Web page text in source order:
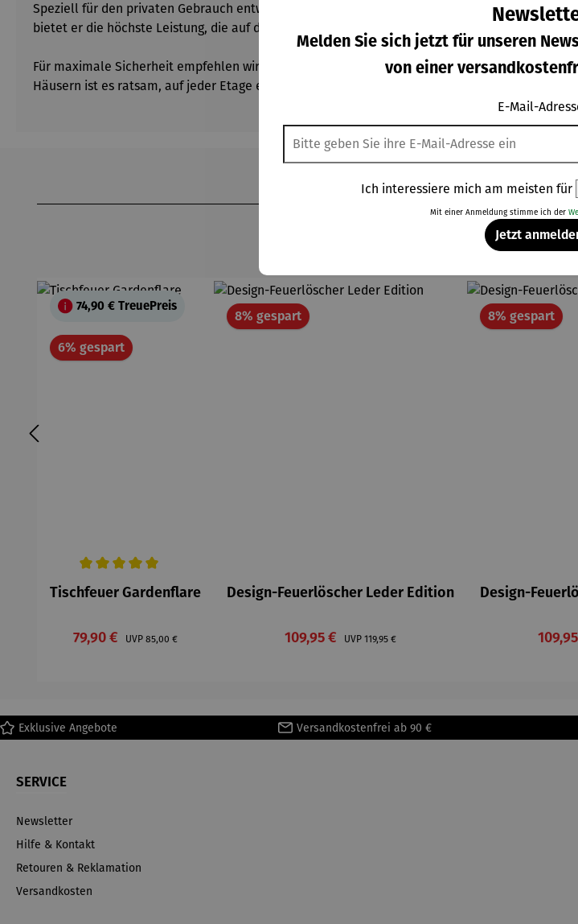
Speziell für den privaten Gebrauch entwickelt, eignet sich der
perfekt für den
bietet er die höchste Leistung, die auf dem Markt für
Für maximale Sicherheit empfehlen wir, den
gut sichtbar an Eingängen oder
Häusern ist es ratsam, auf jeder Etage einen
bereitzuhalten. Eine
Weitere
6% gespartRabatt
74,90 € TreuePreis
Durchschnittliche Bewertung von 5 von 5 Sternen
Tischfeuer Gardenflare
Verkaufspreis:
79,90 € UVP Regulärer Preis:
85,00 €
8% gespartRabatt
Design-Feuerlöscher Leder Edition
Verkaufspreis:
109,95 € UVP Regulärer Preis:
119,95 €
8% gespart
Design-
Exklusive Angebote Versandkostenfrei ab 90 €
SERVICE
Newsletter
Hilfe & Kontakt
Retouren & Reklamation
Versandkosten
Melden Sie sich jetzt für unseren
von einer
E-Mail-
Ich interessiere mich am meisten für
Mit einer Anmeldung stimme ich der
Jetzt